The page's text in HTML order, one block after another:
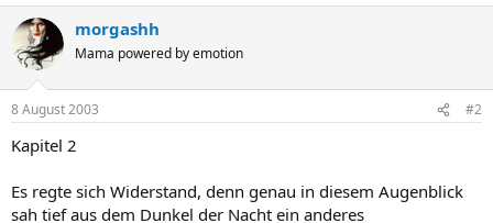
morgashh
Mama powered by emotion
8 August 2003 #2
Kapitel 2
Es regte sich Widerstand, denn genau in diesem Augenblick
sah tief aus dem Dunkel der Nacht ein anderes